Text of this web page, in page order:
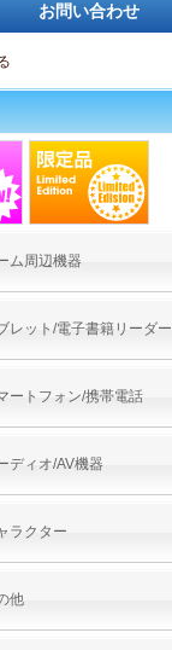
お問い合わせ
ム周辺機器
レット/電子書籍リーダー
ートフォン/携帯電話
ディオ/AV機器
ラクター
他